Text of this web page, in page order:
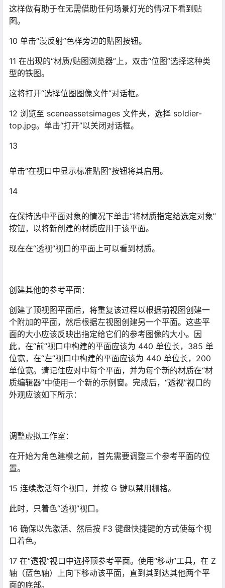
11 在出现的“材质/贴图浏览器”上，双击“位图”选择这种类
12 浏览至 sceneassetsimages 文件夹，选择 soldier-
单击“在视口中显示标准贴图”按钮将其启用。
14
在保持选中平面对象的情况下单击“将材质指定给选定对象”
创建其他的参考平面：
面的大小应该反映出指定给它们的参考图像的大小。因
位宽，在“左”视口中构建的平面应该为 440 单位长，200
单位宽。请记住应对中每个平面，并为每个新的材质在“材
质编辑器”中使用一个新的示例窗。完成后，“透视”视口的
外观应该如下所示：
调整虚拟工作室：
此时，只着色“透视”视口。
16 确保以先激活、然后按 F3 键盘快捷键的方式使每个视
轴（蓝色轴）上向下移动该平面，直到其到达其他两个平
面的底部。
18 在“透视”视口中选择侧参考平面。